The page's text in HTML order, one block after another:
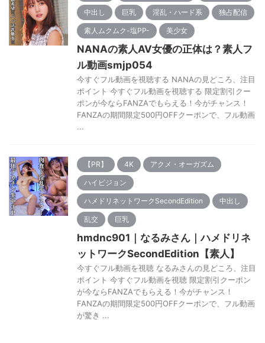
中出し 巨乳 淫乱・ハード系 独占配信
素人ムクムク-塩PP- 美少女
NANAの素人AV女優の正体は？素人フ
ル動画smjp054
今すぐフル動画を視聴する NANAの見どころ、注目
ポイント 今すぐフル動画を視聴する 限定割引クー
ポンが今ならFANZAでもらえる！今がチャンス！
FANZAの期間限定500円OFFクーポンで、フル動画
...
【PR】 4K アクメ・オーガズム
ハイビジョン
ハメドリネットワークSecondEdition 中出し
乱交 巨乳
hmdnc901｜なるみさん｜ハメドリネ
ットワークSecondEdition【素人】
今すぐフル動画を視聴 なるみさんの見どころ、注目
ポイント 今すぐフル動画を視聴 限定割引クーポン
が今ならFANZAでもらえる！今がチャンス！
FANZAの期間限定500円OFFクーポンで、フル動画
が驚き ...